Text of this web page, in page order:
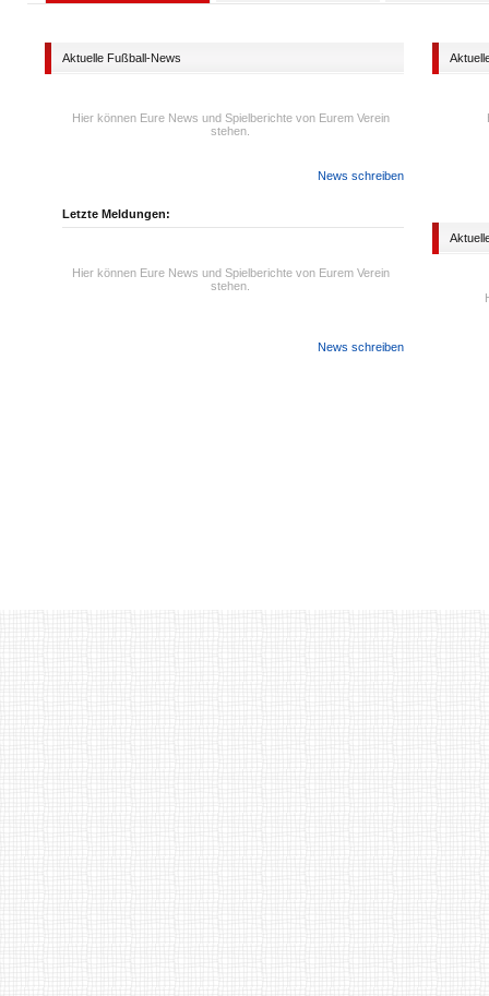
Aktuelle Fußball-News
Hier können Eure News und Spielberichte von Eurem Verein
stehen.
News schreiben
Letzte Meldungen:
Hier können Eure News und Spielberichte von Eurem Verein
stehen.
News schreiben